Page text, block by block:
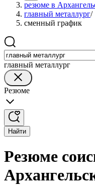
резюме в
главный металлург/
сменный график
главный металлург
Резюме
Найти
Резюме